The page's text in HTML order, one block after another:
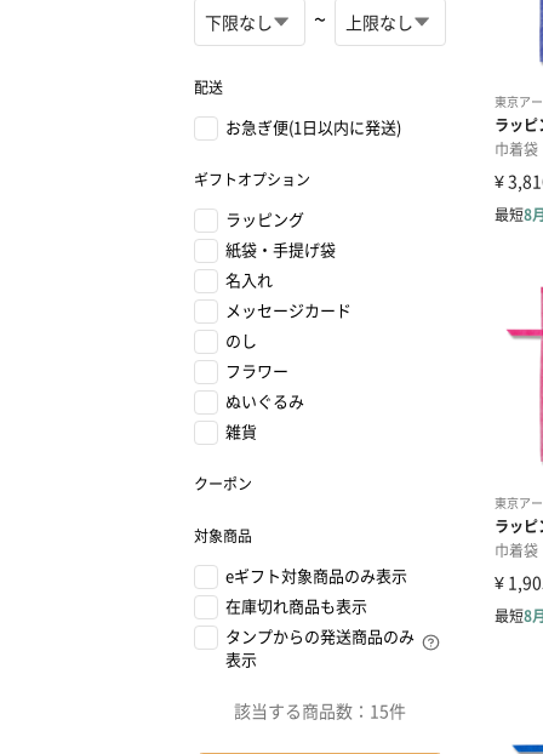
~
配送
お急ぎ便(1日以内に発送)
ギフトオプション
ラッピング
紙袋・手提げ袋
名入れ
メッセージカード
のし
フラワー
ぬいぐるみ
雑貨
クーポン
対象商品
eギフト対象商品のみ表示
在庫切れ商品も表示
タンプからの発送商品のみ
表示
該当する商品数： 15件